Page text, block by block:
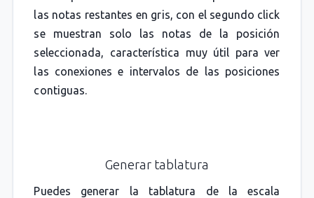
las notas restantes en gris, con el segundo click
se muestran solo las notas de la posición
seleccionada, característica muy útil para ver
las conexiones e intervalos de las posiciones
contiguas.
Generar tablatura
Puedes generar la tablatura de la escala